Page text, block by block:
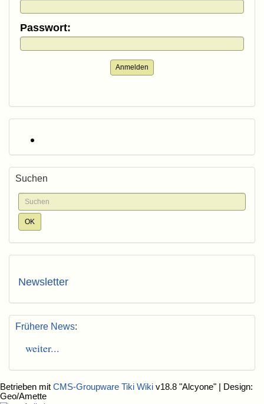
Passwort:
Anmelden
Suchen
Newsletter
Frühere News:
weiter...
Betrieben mit CMS-Groupware Tiki Wiki v18.8 "Alcyone" | Design:
Geo/Amette